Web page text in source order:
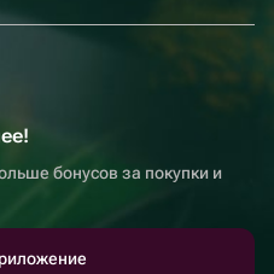
бонусов за покупки и